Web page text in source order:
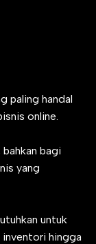
paling handal
online.
bagi
yang
untuk
inventori hingga